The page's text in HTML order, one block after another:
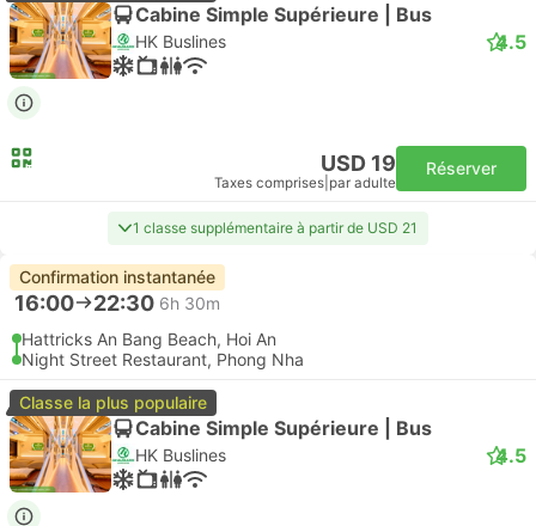
Cabine Simple Supérieure | Bus
HK Buslines 4.5
USD 19
Taxes comprises par adulte
Réserver
1 classe supplémentaire à partir de USD 21
Confirmation instantanée
16:00 22:30 6h 30m
Hattricks An Bang Beach, Hoi An
Night Street Restaurant, Phong Nha
Classe la plus populaire
Cabine Simple Supérieure | Bus
HK Buslines 4.5